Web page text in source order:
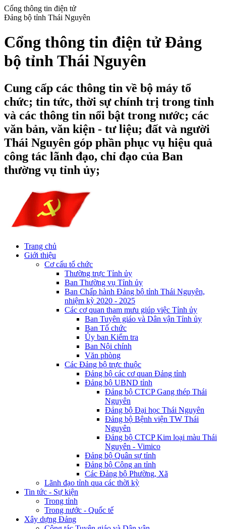
Cổng thông tin điện tử
Đảng bộ tỉnh Thái Nguyên
Cổng thông tin điện tử Đảng
bộ tỉnh Thái Nguyên
Cung cấp các thông tin về bộ máy tổ
chức; tin tức, thời sự chính trị trong tỉnh
và các thông tin nổi bật trong nước; các
văn bản, văn kiện - tư liệu; đất và người
Thái Nguyên góp phần phục vụ hiệu quả
công tác lãnh đạo, chỉ đạo của Ban
thường vụ tỉnh ủy;
Trang chủ
Giới thiệu
Cơ cấu tổ chức
Thường trực Tỉnh ủy
Ban Thường vụ Tỉnh ủy
Ban Chấp hành Đảng bộ tỉnh Thái Nguyên,
nhiệm kỳ 2020 - 2025
Các cơ quan tham mưu giúp việc Tỉnh ủy
Ban Tuyên giáo và Dân vận Tỉnh ủy
Ban Tổ chức
Ủy ban Kiểm tra
Ban Nội chính
Văn phòng
Các Đảng bộ trực thuộc
Đảng bộ các cơ quan Đảng tỉnh
Đảng bộ UBND tỉnh
Đảng bộ CTCP Gang thép Thái
Nguyên
Đảng bộ Đại học Thái Nguyên
Đảng bộ Bệnh viện TW Thái
Nguyên
Đảng bộ CTCP Kim loại màu Thái
Nguyên - Vimico
Đảng bộ Quân sự tỉnh
Đảng bộ Công an tỉnh
Các Đảng bộ Phường, Xã
Lãnh đạo tỉnh qua các thời kỳ
Tin tức - Sự kiện
Trong tỉnh
Trong nước - Quốc tế
Xây dựng Đảng